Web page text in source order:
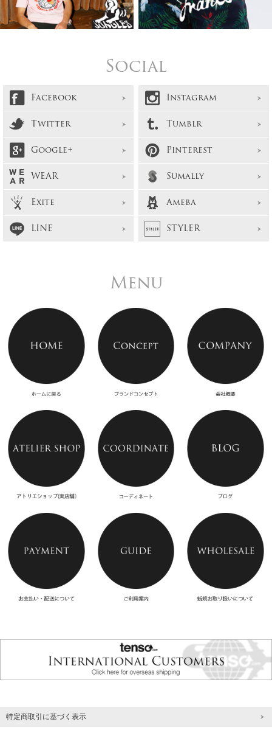
Social
Facebook
Instagram
Twitter
Tumblr
Google+
Pinterest
WEAR
Sumally
Exite
Ameba
LINE
STYLER
Menu
特定商取引に基づく表示